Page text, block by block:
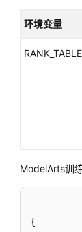
作
准
环境变量
ModelArts训
{